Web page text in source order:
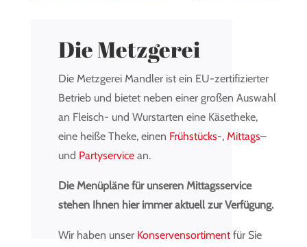
Die Metzgerei
Die Metzgerei Mandler ist ein EU-zertifizierter
Betrieb und bietet neben einer großen Auswahl
an Fleisch- und Wurstarten eine Käsetheke,
eine heiße Theke, einen Frühstücks-, Mittags–
und Partyservicean.
Die Menüpläne für unseren Mittagsservice
stehen Ihnen hier immer aktuell zur Verfügung.
Wir haben unser Konservensortimentfür Sie